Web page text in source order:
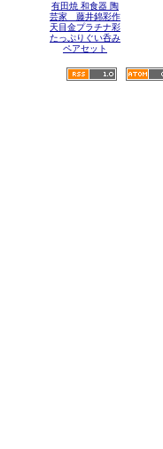
有田焼 和食器 陶
芸家 藤井錦彩作
天目金プラチナ彩
たっぷりぐい呑み
ペアセット